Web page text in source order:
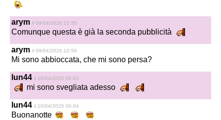
arym il 09/04/2026 22:35
Comunque questa è già la seconda pubblicità
arym il 09/04/2026 22:56
Mi sono abbioccata, che mi sono persa?
lun44 il 10/04/2026 00:03
mi sono svegliata adesso
lun44 il 10/04/2026 00:04
Buonanotte